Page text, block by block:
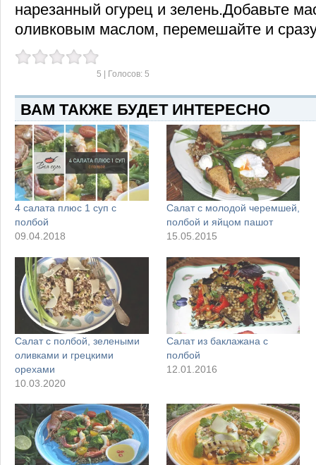
нарезанный огурец и зелень.Добавьте
оливковым маслом, перемешайте и
5 | Голосов: 5
ВАМ ТАКЖЕ БУДЕТ ИНТЕРЕСНО
4 салата плюс 1 суп с
полбой
09.04.2018
Салат с молодой черемшей,
полбой и яйцом пашот
15.05.2015
Салат с полбой, зелеными
оливками и грецкими
орехами
10.03.2020
Салат из баклажана с
полбой
12.01.2016